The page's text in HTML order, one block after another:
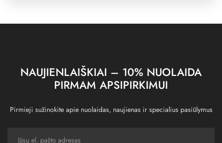
NAUJIENLAIŠKIAI – 10% NUOLAIDA
PIRMAM APSIPIRKIMUI
Pirmieji sužinokite apie nuolaidas, naujienas ir specialius pasiūlymus